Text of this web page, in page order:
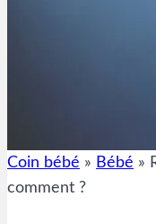
Coin bébé » Bébé »
comment ?